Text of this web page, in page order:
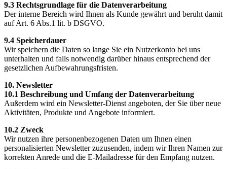
9.3 Rechtsgrundlage für die Datenverarbeitung
Der interne Bereich wird Ihnen als Kunde gewährt und beruht damit
auf Art. 6 Abs.1 lit. b DSGVO.
9.4 Speicherdauer
Wir speichern die Daten so lange Sie ein Nutzerkonto bei uns
unterhalten und falls notwendig darüber hinaus entsprechend der
gesetzlichen Aufbewahrungsfristen.
10. Newsletter
10.1 Beschreibung und Umfang der Datenverarbeitung
Außerdem wird ein Newsletter-Dienst angeboten, der Sie über neue
Aktivitäten, Produkte und Angebote informiert.
10.2 Zweck
Wir nutzen ihre personenbezogenen Daten um Ihnen einen
personalisierten Newsletter zuzusenden, indem wir Ihren Namen zur
korrekten Anrede und die E-Mailadresse für den Empfang nutzen.